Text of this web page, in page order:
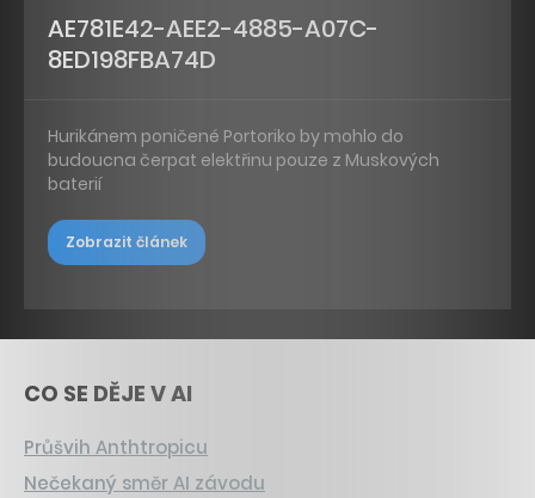
AE781E42-AEE2-4885-A07C-
8ED198FBA74D
Hurikánem poničené Portoriko by mohlo do
budoucna čerpat elektřinu pouze z Muskových
baterií
Zobrazit článek
CO SE DĚJE V AI
Průšvih Anthtropicu
Nečekaný směr AI závodu